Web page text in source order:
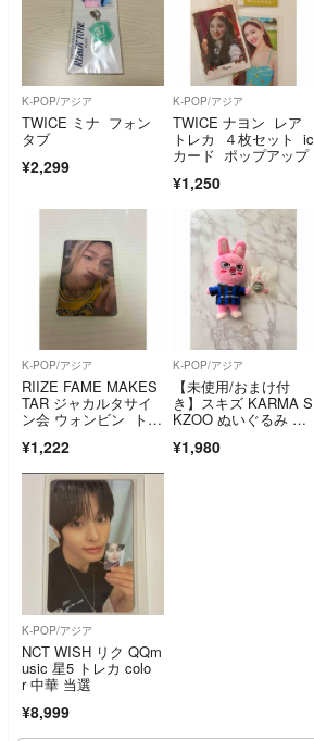
K-POP/アジア
TWICE ミナ フォン
タブ
¥2,299
K-POP/アジア
TWICE ナヨン レア
トレカ ４枚セット ic
カード ポップアップ
¥1,250
K-POP/アジア
RIIZE FAME MAKES
TAR ジャカルタサイ
ン会 ウォンビン トレ
¥1,222
K-POP/アジア
【未使用/おまけ付
き】スキズ KARMA S
KZOO ぬいぐるみ チ
¥1,980
K-POP/アジア
NCT WISH リク QQm
usic 星5 トレカ colo
r 中華 当選
¥8,999